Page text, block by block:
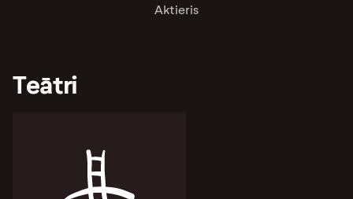
Aktieris
Teātri